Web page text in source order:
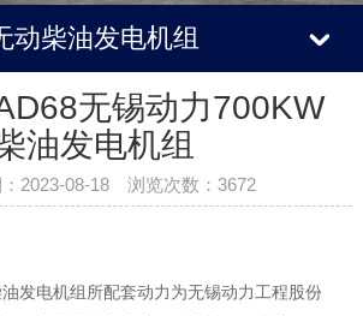
动柴油发电机组
无锡动力700KW
油发电机组
：2023-08-18 浏览次数：3672
电机组所配套动力为无锡动力工程股份